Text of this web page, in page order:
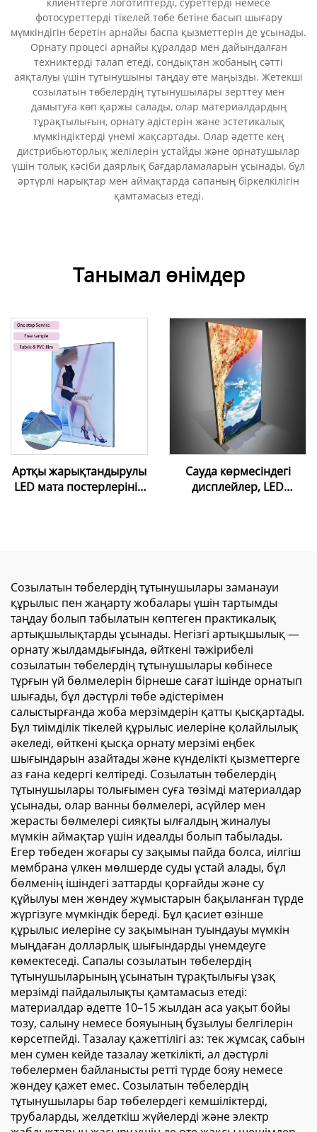
фотосуреттерді тікелей төбе бетіне басып шығару
мүмкіндігін беретін арнайы баспа қызметтерін де ұсынады.
Орнату процесі арнайы құралдар мен дайындалған
техниктерді талап етеді, сондықтан жобаның сәтті
аяқталуы үшін тұтынушыны таңдау өте маңызды. Жетекші
созылатын төбелердің тұтынушылары зерттеу мен
дамытуға көп қаржы салады, олар материалдардың
тұрақтылығын, орнату әдістерін және эстетикалық
мүмкіндіктерді үнемі жақсартады. Олар әдетте кең
дистрибьюторлық желілерін ұстайды және орнатушылар
үшін толық кәсіби даярлық бағдарламаларын ұсынады, бұл
әртүрлі нарықтар мен аймақтарда сапаның біркелкілігін
қамтамасыз етеді.
Танымал өнімдер
Артқы жарықтандырулы
LED мата постерлерінің
Сауда көрмесіндегі
дисплейлер, LED
Созылатын төбелердің тұтынушылары заманауи
құрылыс пен жаңарту жобалары үшін тартымды
таңдау болып табылатын көптеген практикалық
артықшылықтарды ұсынады. Негізгі артықшылық —
орнату жылдамдығында, өйткені тәжірибелі
созылатын төбелердің тұтынушылары көбінесе
тұрғын үй бөлмелерін бірнеше сағат ішінде орнатып
шығады, бұл дәстүрлі төбе әдістерімен
салыстырғанда жоба мерзімдерін қатты қысқартады.
Бұл тиімділік тікелей құрылыс иелеріне қолайлылық
әкеледі, өйткені қысқа орнату мерзімі еңбек
шығындарын азайтады және күнделікті қызметтерге
аз ғана кедергі келтіреді. Созылатын төбелердің
тұтынушылары толығымен суға төзімді материалдар
ұсынады, олар ванны бөлмелері, асүйлер мен
жерасты бөлмелері сияқты ылғалдың жиналуы
мүмкін аймақтар үшін идеалды болып табылады.
Егер төбеден жоғары су зақымы пайда болса, иілгіш
мембрана үлкен мөлшерде суды ұстай алады, бұл
бөлменің ішіндегі заттарды қорғайды және су
құйылуы мен жөндеу жұмыстарын бақыланған түрде
жүргізуге мүмкіндік береді. Бұл қасиет өзінше
құрылыс иелеріне су зақымынан туындауы мүмкін
мыңдаған долларлық шығындарды үнемдеуге
көмектеседі. Сапалы созылатын төбелердің
тұтынушыларының ұсынатын тұрақтылығы ұзақ
мерзімді пайдалылықты қамтамасыз етеді:
материалдар әдетте 10–15 жылдан аса уақыт бойы
тозу, салыну немесе бояуының бұзылуы белгілерін
көрсетпейді. Тазалау қажеттілігі аз: тек жұмсақ сабын
мен сумен кейде тазалау жеткілікті, ал дәстүрлі
төбелермен байланысты ретті түрде бояу немесе
жөндеу қажет емес. Созылатын төбелердің
тұтынушылары бар төбелердегі кемшіліктерді,
трубаларды, желдеткіш жүйелерді және электр